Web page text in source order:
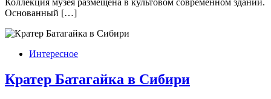
Коллекция музея размещена в культовом современном здании.
Основанный […]
Интересное
Кратер Батагайка в Сибири